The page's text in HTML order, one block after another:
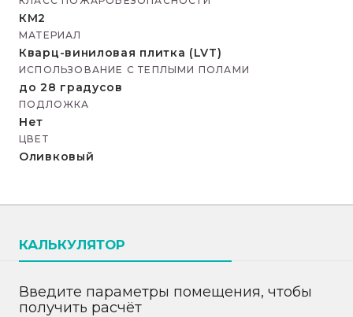
КМ2
МАТЕРИАЛ
Кварц-виниловая плитка (LVT)
ИСПОЛЬЗОВАНИЕ С ТЕПЛЫМИ ПОЛАМИ
до 28 градусов
ПОДЛОЖКА
Нет
ЦВЕТ
Оливковый
КАЛЬКУЛЯТОР
Введите параметры помещения, чтобы
получить расчёт